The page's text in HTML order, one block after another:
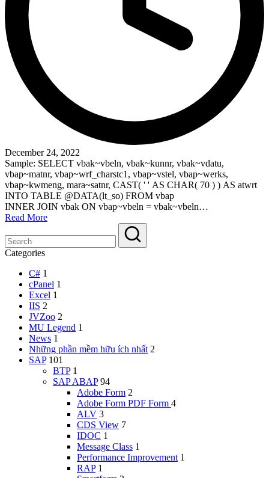
December 24, 2022
Sample: SELECT vbak~vbeln, vbak~kunnr, vbak~vdatu,
vbap~matnr, vbap~wrf_charstc1, vbap~vstel, vbap~werks,
vbap~kwmeng, mara~satnr, CAST( ' ' AS CHAR( 70 ) ) AS atwrt
INTO TABLE @DATA(lt_so) FROM vbap
INNER JOIN vbak ON vbap~vbeln = vbak~vbeln…
Read More
Categories
C# 1
cPanel 1
Excel 1
IIS 2
JVZoo 2
MU Legend 1
News 1
Những phần mềm hữu ích nhất 2
SAP 101
BTP 1
SAP ABAP 94
Adobe Form 2
Adobe Form PDF Form 4
ALV 3
CDS View 7
IDOC 1
Message Class 1
Performance Improvement 1
RAP 1